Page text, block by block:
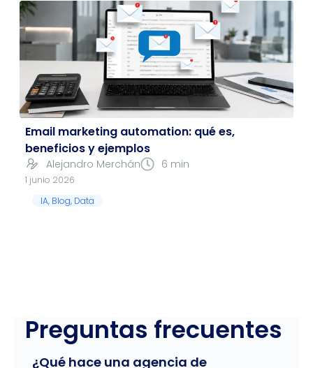
namien
to, y
las
redes.
Lo
recomi
endo
casuíst
icas.
Encant
ada
100%
Email marketing automation: qué es,
beneficios y ejemplos
Alejandro Merchán 6 min
1 junio 2026
IA, Blog, Data
Preguntas frecuentes
¿Qué hace una agencia de